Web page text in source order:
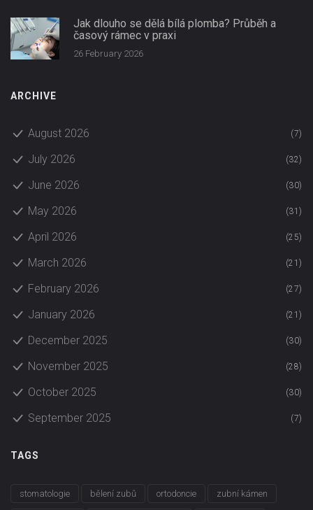
Jak dlouho se dělá bílá plomba? Průběh a
časový rámec v praxi
26 February 2026
ARCHIVE
August 2026 (7)
July 2026 (32)
June 2026 (30)
May 2026 (31)
April 2026 (25)
March 2026 (21)
February 2026 (27)
January 2026 (21)
December 2025 (30)
November 2025 (28)
October 2025 (30)
September 2025 (7)
TAGS
stomatologie bělení zubů ortodoncie zubní kámen